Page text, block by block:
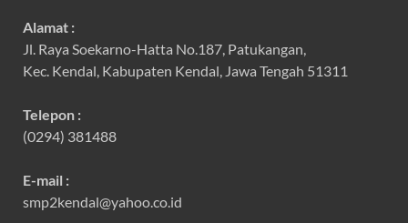
Alamat :
Jl. Raya Soekarno-Hatta No.187, Patukangan,
Kec. Kendal, Kabupaten Kendal, Jawa Tengah 51311
Telepon :
(0294) 381488
E-mail :
smp2kendal@yahoo.co.id